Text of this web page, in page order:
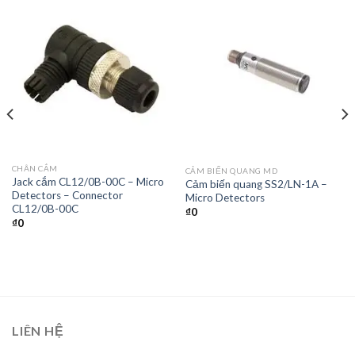
CHÂN CẮM
Jack cắm CL12/0B-00C – Micro
Detectors – Connector
CL12/0B-00C
₫0
CẢM BIẾN QUANG MD
Cảm biến quang SS2/LN-1A –
Micro Detectors
₫0
LIÊN HỆ